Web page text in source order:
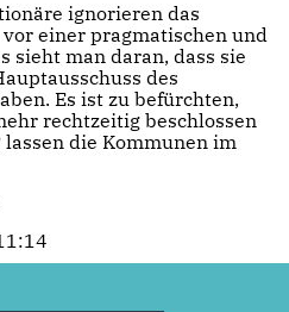
ignorieren das
einer pragmatischen und
sieht man daran, dass sie
des
Es ist zu befürchten,
rechtzeitig beschlossen
lassen die Kommunen im